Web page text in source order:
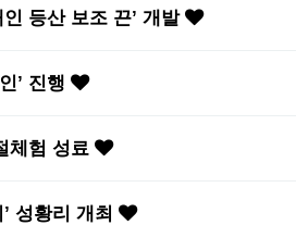
등산 보조 끈’ 개발
’ 진행
체험 성료
’ 성황리 개최